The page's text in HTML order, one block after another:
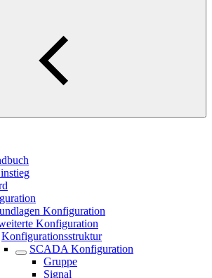
Konfiguration
Konfiguration
Konfigurationsstruktur
SCADA Konfiguration
Gruppe
Signal